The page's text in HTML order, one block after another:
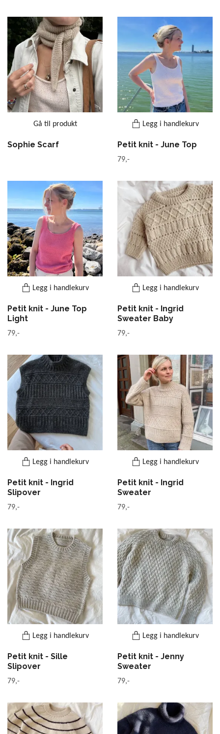
Gå til produkt
Sophie Scarf
Legg i handlekurv
Petit knit - June Top
79,-
Legg i handlekurv
Petit knit - June Top
Light
79,-
Legg i handlekurv
Petit knit - Ingrid
Sweater Baby
79,-
Legg i handlekurv
Petit knit - Ingrid
Slipover
79,-
Legg i handlekurv
Petit knit - Ingrid
Sweater
79,-
Legg i handlekurv
Petit knit - Sille
Slipover
79,-
Legg i handlekurv
Petit knit - Jenny
Sweater
79,-